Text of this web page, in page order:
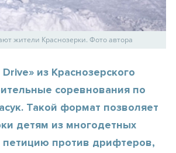
жители Краснозерки. Фото автора
из Краснозерского
соревнования по
Такой формат позволяет
детям из многодетных
против дрифтеров,